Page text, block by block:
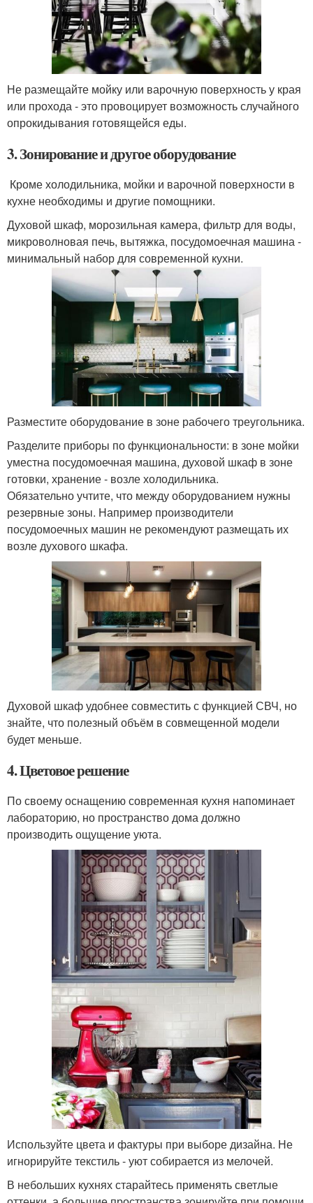
Не размещайте мойку или варочную поверхность у края
или прохода - это провоцирует возможность случайного
опрокидывания готовящейся еды.
3. Зонирование и другое оборудование
Кроме холодильника, мойки и варочной поверхности в
кухне необходимы и другие помощники.
Духовой шкаф, морозильная камера, фильтр для воды,
микроволновая печь, вытяжка, посудомоечная машина -
минимальный набор для современной кухни.
Разместите оборудование в зоне рабочего треугольника.
Разделите приборы по функциональности: в зоне мойки
уместна посудомоечная машина, духовой шкаф в зоне
готовки, хранение - возле холодильника.
Обязательно учтите, что между оборудованием нужны
резервные зоны. Например производители
посудомоечных машин не рекомендуют размещать их
возле духового шкафа.
Духовой шкаф удобнее совместить с функцией СВЧ, но
знайте, что полезный объём в совмещенной модели
будет меньше.
4. Цветовое решение
По своему оснащению современная кухня напоминает
лабораторию, но пространство дома должно
производить ощущение уюта.
Используйте цвета и фактуры при выборе дизайна. Не
игнорируйте текстиль - уют собирается из мелочей.
В небольших кухнях старайтесь применять светлые